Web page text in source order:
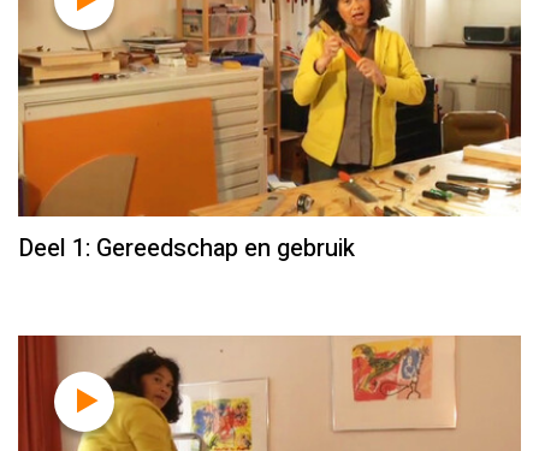
Deel 1: Gereedschap en gebruik